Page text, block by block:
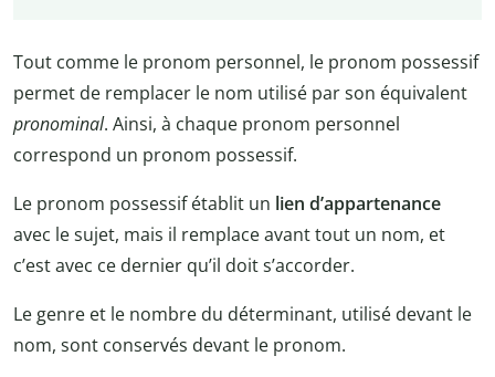
Tout comme le pronom personnel, le pronom possessif
permet de remplacer le nom utilisé par son équivalent
pronominal. Ainsi, à chaque pronom personnel
correspond un pronom possessif.
Le pronom possessif établit un lien d’appartenance
avec le sujet, mais il remplace avant tout un nom, et
c’est avec ce dernier qu’il doit s’accorder.
Le genre et le nombre du déterminant, utilisé devant le
nom, sont conservés devant le pronom.